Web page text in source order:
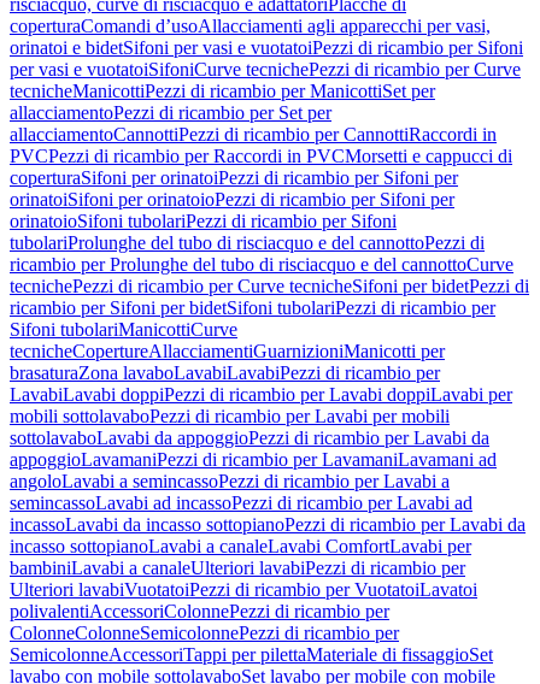
risciacquo, curve di risciacquo e adattatoriPlacche di
coperturaComandi d’usoAllacciamenti agli apparecchi per vasi,
orinatoi e bidetSifoni per vasi e vuotatoiPezzi di ricambio per Sifoni
per vasi e vuotatoiSifoniCurve tecnichePezzi di ricambio per Curve
tecnicheManicottiPezzi di ricambio per ManicottiSet per
allacciamentoPezzi di ricambio per Set per
allacciamentoCannottiPezzi di ricambio per CannottiRaccordi in
PVCPezzi di ricambio per Raccordi in PVCMorsetti e cappucci di
coperturaSifoni per orinatoiPezzi di ricambio per Sifoni per
orinatoiSifoni per orinatoioPezzi di ricambio per Sifoni per
orinatoioSifoni tubolariPezzi di ricambio per Sifoni
tubolariProlunghe del tubo di risciacquo e del cannottoPezzi di
ricambio per Prolunghe del tubo di risciacquo e del cannottoCurve
tecnichePezzi di ricambio per Curve tecnicheSifoni per bidetPezzi di
ricambio per Sifoni per bidetSifoni tubolariPezzi di ricambio per
Sifoni tubolariManicottiCurve
tecnicheCopertureAllacciamentiGuarnizioniManicotti per
brasaturaZona lavaboLavabiLavabiPezzi di ricambio per
LavabiLavabi doppiPezzi di ricambio per Lavabi doppiLavabi per
mobili sottolavaboPezzi di ricambio per Lavabi per mobili
sottolavaboLavabi da appoggioPezzi di ricambio per Lavabi da
appoggioLavamaniPezzi di ricambio per LavamaniLavamani ad
angoloLavabi a semincassoPezzi di ricambio per Lavabi a
semincassoLavabi ad incassoPezzi di ricambio per Lavabi ad
incassoLavabi da incasso sottopianoPezzi di ricambio per Lavabi da
incasso sottopianoLavabi a canaleLavabi ComfortLavabi per
bambiniLavabi a canaleUlteriori lavabiPezzi di ricambio per
Ulteriori lavabiVuotatoiPezzi di ricambio per VuotatoiLavatoi
polivalentiAccessoriColonnePezzi di ricambio per
ColonneColonneSemicolonnePezzi di ricambio per
SemicolonneAccessoriTappi per pilettaMateriale di fissaggioSet
lavabo con mobile sottolavaboSet lavabo per mobile con mobile